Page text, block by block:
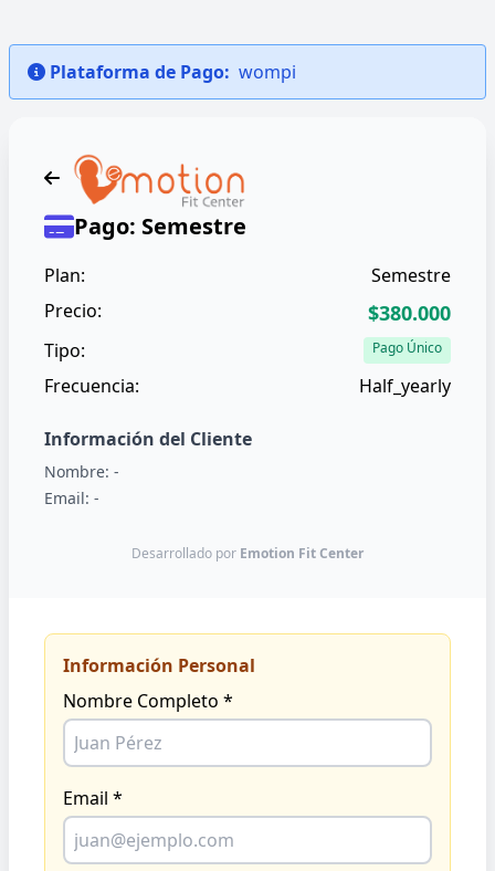
Plataforma de Pago: wompi
Pago: Semestre
Plan:
Semestre
Precio:
$380.000
Tipo: Pago Único
Frecuencia: Half_yearly
Información del Cliente
Nombre: -
Email: -
Desarrollado por Emotion Fit Center
Información Personal
Nombre Completo *
Email *